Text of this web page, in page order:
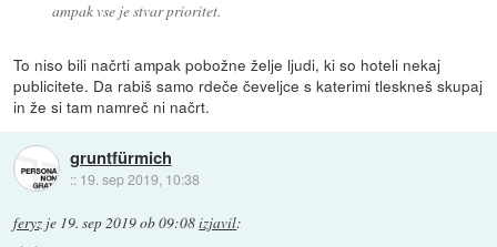
ampak vse je stvar prioritet.
To niso bili načrti ampak pobožne želje ljudi, ki so hoteli nekaj
publicitete. Da rabiš samo rdeče čeveljce s katerimi tleskneš skupaj
in že si tam namreč ni načrt.
gruntfürmich
:: 19. sep 2019, 10:38
feryz je 19. sep 2019 ob 09:08izjavil: